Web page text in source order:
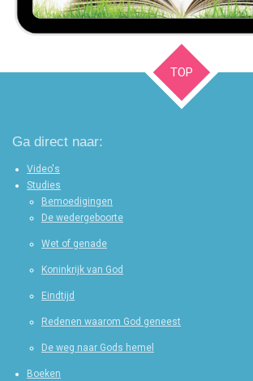
TOP
Ga direct naar:
Video's
Studies
Bemoedigingen
De wedergeboorte
Wet of genade
Koninkrijk van God
Eindtijd
Redenen waarom God geneest
De weg naar Gods hemel
Boeken